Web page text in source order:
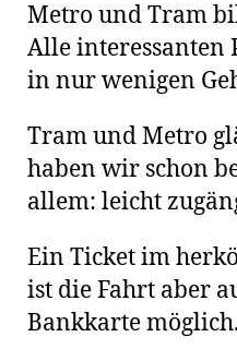
Metro und Tram
Alle interessanten
in nur wenigen
Tram und Metro
haben wir schon
allem: leicht
Ein Ticket im
ist die Fahrt aber
Bankkarte möglich.